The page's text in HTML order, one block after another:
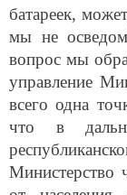
батареек,
мы не
вопрос мы
управление
всего одна
что в
Министерство